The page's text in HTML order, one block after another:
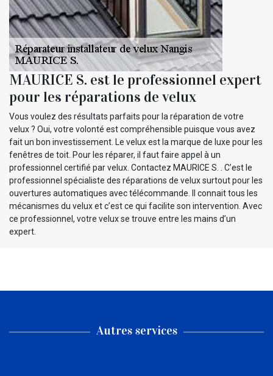
MAURICE S. est le professionnel expert
pour les réparations de velux
Vous voulez des résultats parfaits pour la réparation de votre
velux ? Oui, votre volonté est compréhensible puisque vous avez
fait un bon investissement. Le velux est la marque de luxe pour les
fenêtres de toit. Pour les réparer, il faut faire appel à un
professionnel certifié par velux. Contactez MAURICE S. . C’est le
professionnel spécialiste des réparations de velux surtout pour les
ouvertures automatiques avec télécommande. Il connait tous les
mécanismes du velux et c’est ce qui facilite son intervention. Avec
ce professionnel, votre velux se trouve entre les mains d’un
expert.
Autres services